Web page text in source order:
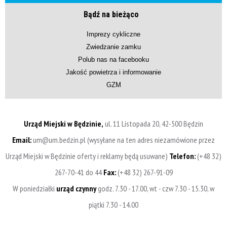
Bądź na bieżąco
Imprezy cykliczne
Zwiedzanie zamku
Polub nas na facebooku
Jakość powietrza i informowanie
GZM
Urząd Miejski w Będzinie, ul. 11 Listopada 20, 42-500 Będzin
Email:um@um.bedzin.pl (wysyłane na ten adres niezamówione przez
Urząd Miejski w Będzinie oferty i reklamy będą usuwane) Telefon:(+48 32)
267-70-41 do 44Fax:(+48 32) 267-91-09
W poniedziałki urząd czynnygodz. 7.30 - 17.00, wt - czw 7.30 - 15.30, w
piątki 7.30 - 14.00